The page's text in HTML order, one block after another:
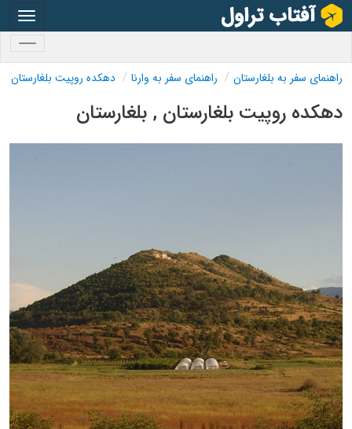
راهنمای سفر به بلغارستان راهنمای سفر به وارنا دهکده روپیت بلغارستان
دهکده روپیت بلغارستان , بلغارستان